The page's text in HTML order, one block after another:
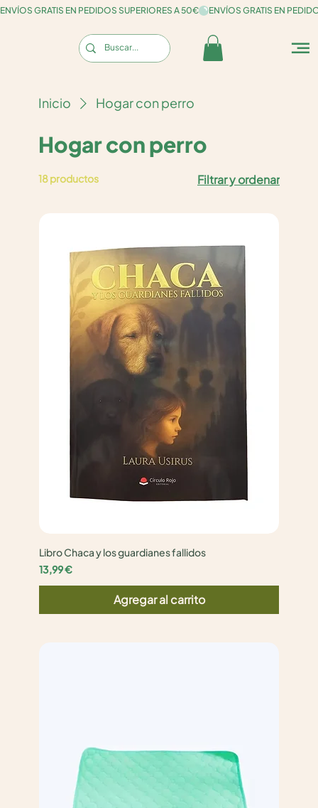
ENVÍOS GRATIS EN PEDIDOS SUPERIORES A 50€
Inicio Hogar con perro
Hogar con perro
18 productos Filtrar y ordenar
Libro Chaca y los guardianes fallidos
Precio
13,99 €
Agregar al carrito